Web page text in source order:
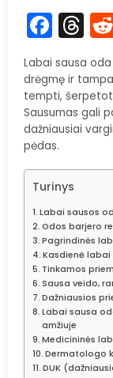
Labai sausa
drėgmę ir
tempti,
Sausumas gali
dažniausiai
pėdas.
Turinys
Labai sausos
Odos barjero
Pagrindinės
Kasdienė labai
Tinkamos
Sausa veido,
Dažniausios
Labai sausa
amžiuje
Medicininės
Dermatologo
DUK